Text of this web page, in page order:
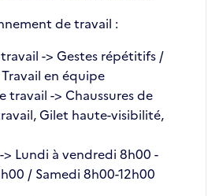
de travail :
-> Gestes répétitifs /
en équipe
travail -> Chaussures de
Gilet haute-visibilité,
Lundi à vendredi 8h00 -
/ Samedi 8h00-12h00